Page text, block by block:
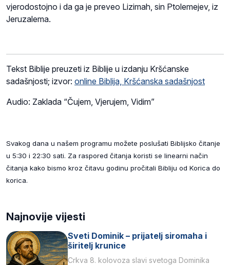
vjerodostojno i da ga je preveo Lizimah, sin Ptolemejev, iz
Jeruzalema.
Tekst Biblije preuzeti iz Biblije u izdanju Kršćanske
sadašnjosti; izvor: online Biblija, Kršćanska sadašnjost
Audio: Zaklada “Čujem, Vjerujem, Vidim”
Svakog dana u našem programu možete poslušati Biblijsko čitanje
u 5:30 i 22:30 sati. Za raspored čitanja koristi se linearni način
čitanja kako bismo kroz čitavu godinu pročitali Bibliju od Korica do
korica.
Najnovije vijesti
Sveti Dominik – prijatelj siromaha i
širitelj krunice
Crkva 8. kolovoza slavi svetoga Dominika